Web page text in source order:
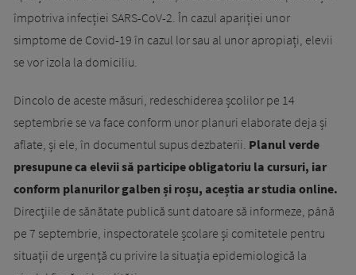
împotriva infecției SARS-CoV-2. În cazul apariției unor
simptome de Covid-19 în cazul lor sau al unor apropiați, elevii
se vor izola la domiciliu.
Dincolo de aceste măsuri, redeschiderea școlilor pe 14
septembrie se va face conform unor planuri elaborate deja și
aflate, și ele, în documentul supus dezbaterii. Planul verde
presupune ca elevii să participe obligatoriu la cursuri, iar
conform planurilor galben și roșu, aceștia ar studia online.
Direcţiile de sănătate publică sunt datoare să informeze, până
pe 7 septembrie, inspectoratele școlare și comitetele pentru
situaţii de urgenţă cu privire la situaţia epidemiologică la